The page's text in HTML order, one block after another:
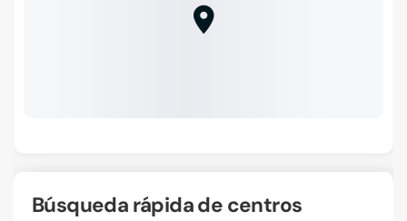
Búsqueda rápida de centros